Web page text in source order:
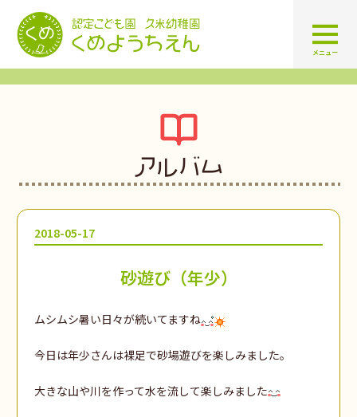
認定こども園 学校法人久米幼
メニュー
アルバム
2018-05-17
砂遊び（年少）
ムシムシ暑い日々が続いてますね
今日は年少さんは裸足で砂場遊びを楽しみました。
大きな山や川を作って水を流して楽しみました